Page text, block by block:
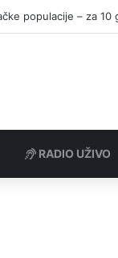
RADIO UŽIVO